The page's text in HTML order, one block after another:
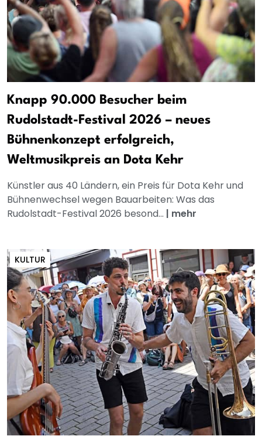
Knapp 90.000 Besucher beim
Rudolstadt-Festival 2026 – neues
Bühnenkonzept erfolgreich,
Weltmusikpreis an Dota Kehr
Künstler aus 40 Ländern, ein Preis für Dota Kehr und
Bühnenwechsel wegen Bauarbeiten: Was das
Rudolstadt-Festival 2026 besond... | mehr
KULTUR